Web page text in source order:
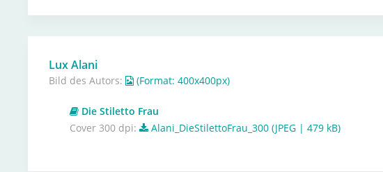
Lux Alani
Bild des Autors: (Format: 400x400px)
Die Stiletto Frau
Cover 300 dpi:
Alani_DieStilettoFrau_300 (JPEG | 479 kB)